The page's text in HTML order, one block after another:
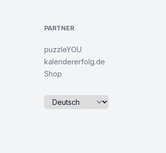
PARTNER
puzzleYOU
kalendererfolg.de
Shop